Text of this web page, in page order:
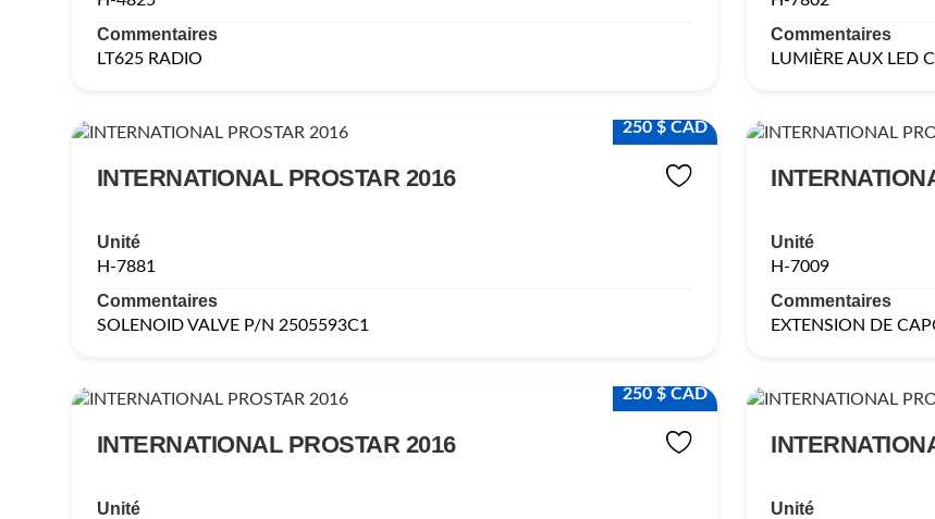
Commentaires
LT625 RADIO
Commentaires
LUMIÈRE AUX LED
250 $ CAD
INTERNATIONAL PROSTAR 2016
Unité
H-7881
Commentaires
SOLENOID VALVE P/N 2505593C1
Unité
H-7009
Commentaires
EXTENSION DE
250 $ CAD
INTERNATIONAL PROSTAR 2016
Unité Unité